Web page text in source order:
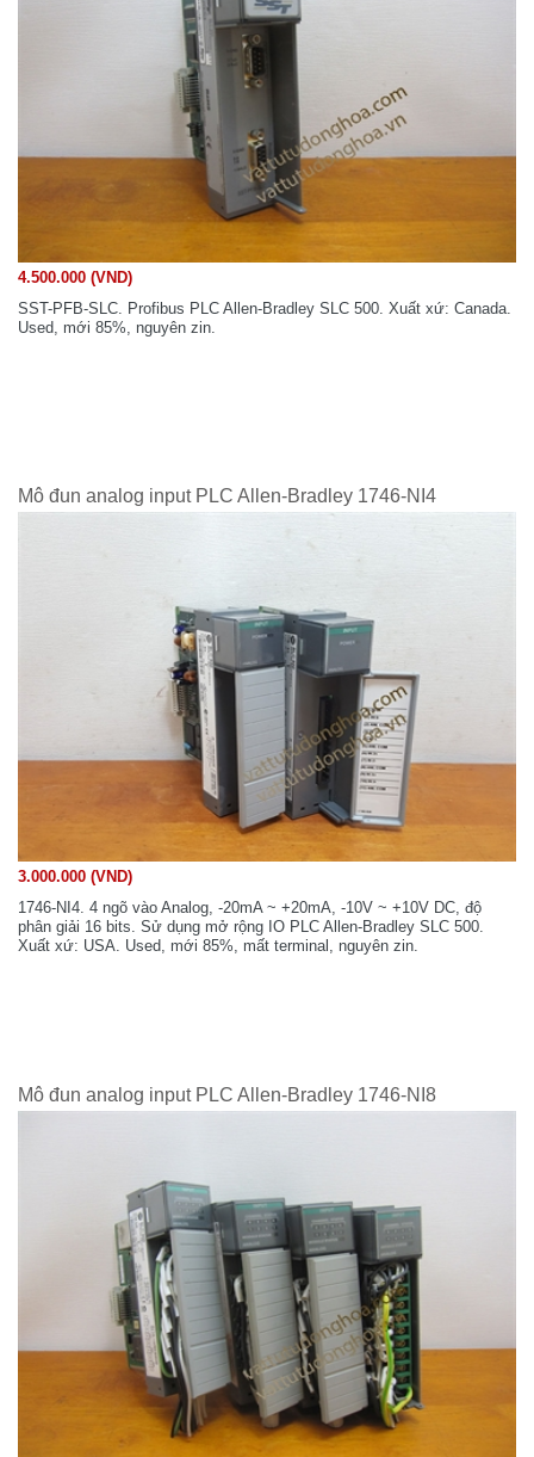
4.500.000 (VND)
SST-PFB-SLC. Profibus PLC Allen-Bradley SLC 500. Xuất xứ: Canada.
Used, mới 85%, nguyên zin.
Mô đun analog input PLC Allen-Bradley 1746-NI4
3.000.000 (VND)
1746-NI4. 4 ngõ vào Analog, -20mA ~ +20mA, -10V ~ +10V DC, độ
phân giải 16 bits. Sử dụng mở rộng IO PLC Allen-Bradley SLC 500.
Xuất xứ: USA. Used, mới 85%, mất terminal, nguyên zin.
Mô đun analog input PLC Allen-Bradley 1746-NI8